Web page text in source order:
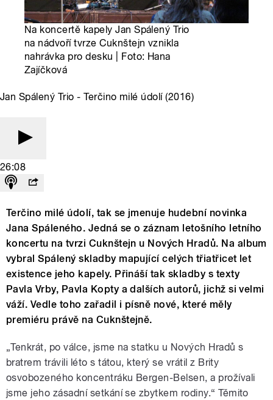
Na koncertě kapely Jan Spálený Trio
na nádvoří tvrze Cuknštejn vznikla
nahrávka pro desku | Foto: Hana
Zajíčková
Jan Spálený Trio - Terčino milé údolí (2016)
26:08
Terčino milé údolí, tak se jmenuje hudební novinka
Jana Spáleného. Jedná se o záznam letošního letního
koncertu na tvrzi Cuknštejn u Nových Hradů. Na album
vybral Spálený skladby mapující celých třiatřicet let
existence jeho kapely. Přináší tak skladby s texty
Pavla Vrby, Pavla Kopty a dalších autorů, jichž si velmi
váží. Vedle toho zařadil i písně nové, které měly
premiéru právě na Cuknštejně.
„Tenkrát, po válce, jsme na statku u Nových Hradů s
bratrem trávili léto s tátou, který se vrátil z Brity
osvobozeného koncentráku Bergen-Belsen, a prožívali
jsme jeho zásadní setkání se zbytkem rodiny.“ Těmito